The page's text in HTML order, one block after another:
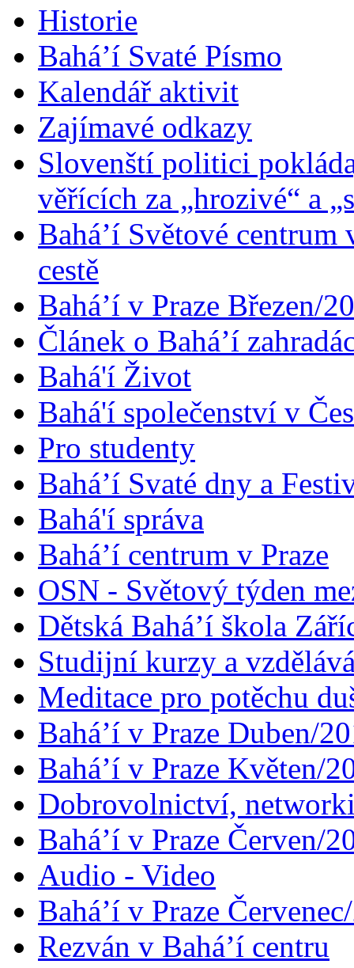
Historie
Bahá’í Svaté Písmo
Kalendář aktivit
Zajímavé odkazy
Slovenští politici
věřících za „hrozivé“ a
Bahá’í Světové
cestě
Bahá’í v Praze Březen/
Článek o Bahá’í
Bahá'í Život
Bahá'í společenství v
Pro studenty
Bahá’í Svaté dny a
Bahá'í správa
Bahá’í centrum v Praze
OSN - Světový týden
Dětská Bahá’í škola
Studijní kurzy a
Meditace pro potěchu
Bahá’í v Praze Duben/
Bahá’í v Praze Květen/
Dobrovolnictví,
Bahá’í v Praze Červen/
Audio - Video
Bahá’í v Praze
Rezván v Bahá’í centru